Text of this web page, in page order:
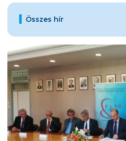
Összes hír